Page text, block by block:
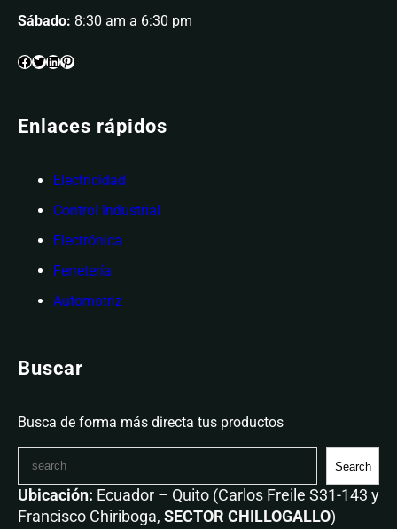
Sábado: 8:30 am a 6:30 pm
Enlaces rápidos
Electricidad
Control Industrial
Electrónica
Ferretería
Automotriz
Buscar
Busca de forma más directa tus productos
Search
Ubicación: Ecuador – Quito (Carlos Freile S31-143 y
Francisco Chiriboga, SECTOR CHILLOGALLO)